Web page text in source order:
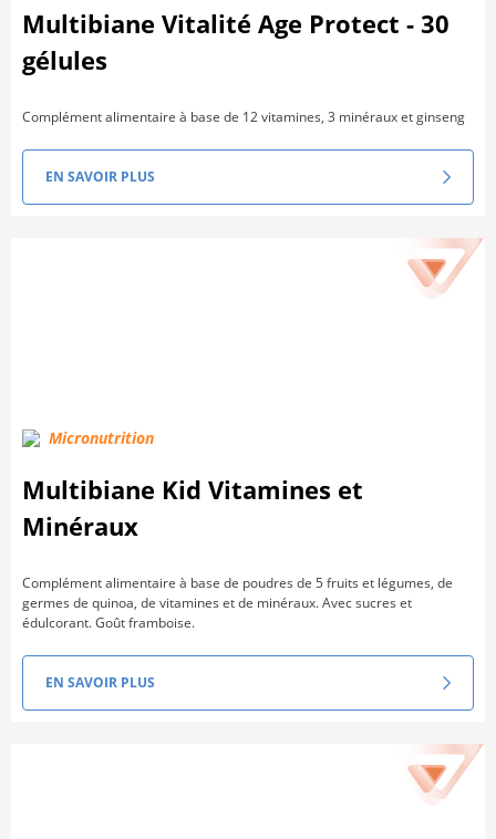
Multibiane Vitalité Age Protect - 30
gélules
Complément alimentaire à base de 12 vitamines, 3 minéraux et ginseng
EN SAVOIR PLUS
Micronutrition
Multibiane Kid Vitamines et
Minéraux
Complément alimentaire à base de poudres de 5 fruits et légumes, de
germes de quinoa, de vitamines et de minéraux. Avec sucres et
édulcorant. Goût framboise.
EN SAVOIR PLUS